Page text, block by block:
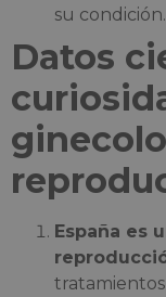
su condición.
Datos
España es